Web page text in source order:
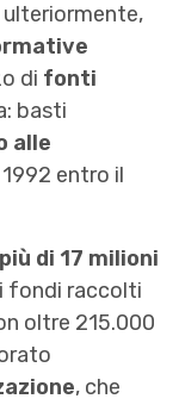
ulteriormente,
di fonti
basti
alle
entro il
di 17 milioni
fondi raccolti
oltre 215.000
, che